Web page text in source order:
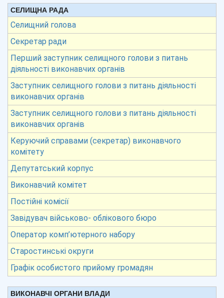
СЕЛИЩНА РАДА
Селищний голова
Секретар ради
Перший заступник селищного голови з питань
діяльності виконавчих органів
Заступник селищного голови з питань діяльності
виконавчих органів
Заступник селищного голови з питань діяльності
виконавчих органів
Керуючий справами (секретар) виконавчого
комітету
Депутатський корпус
Виконавчий комітет
Постійні комісії
Завідувач військово- облікового бюро
Оператор комп’ютерного набору
Старостинські округи
Графік особистого прийому громадян
ВИКОНАВЧІ ОРГАНИ ВЛАДИ